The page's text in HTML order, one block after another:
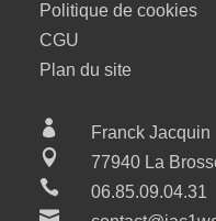
Politique de cookies
CGU
Plan du site
 Franck Jacquin
 77940 La
 06.85.09.04.31
